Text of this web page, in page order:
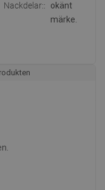
Nackdelar:
okänt
märke.